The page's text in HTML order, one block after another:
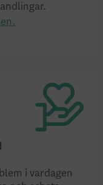
i vardagen